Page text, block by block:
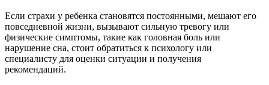
Если страхи у ребенка становятся постоянными, мешают его
повседневной жизни, вызывают сильную тревогу или
физические симптомы, такие как головная боль или
нарушение сна, стоит обратиться к психологу или
специалисту для оценки ситуации и получения
рекомендаций.